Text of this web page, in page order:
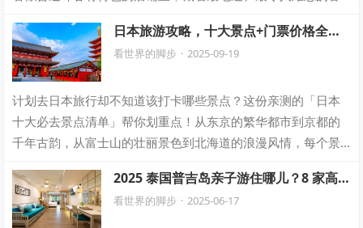
日本旅游攻略，十大景点+门票价格全掌
握
看世界的脚步 · 2025-09-19
计划去日本旅行却不知道该打卡哪些景点？这份亲测的「日本
十大必去景点清单」帮你划重点！从东京的繁华都市到京都的
千年古韵，从富士山的壮丽景色到北海道的浪漫风情，每个景
2025 泰国普吉岛亲子游住哪儿？8 家高
评分亲子酒店实测推荐！
看世界的脚步 · 2025-06-17